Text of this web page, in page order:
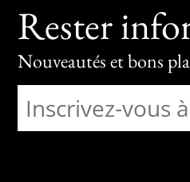
Rester
Nouveautés et bons